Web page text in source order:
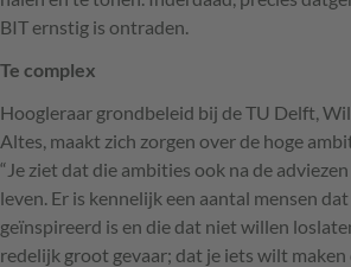
BIT ernstig is ontraden.
Te complex
Hoogleraar grondbeleid bij de TU Delft,
Altes, maakt zich zorgen over de hoge
“Je ziet dat die ambities ook na de
leven. Er is kennelijk een aantal mensen
geïnspireerd is en die dat niet willen
redelijk groot gevaar; dat je iets wilt